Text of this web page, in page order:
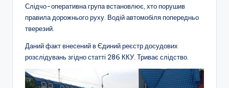
Слідчо-оперативна група встановлює, хто порушив
правила дорожнього руху. Водій автомобіля попередньо
тверезий.
Даний факт внесений в Єдиний реєстр досудових
розслідувань згідно статті 286 ККУ. Триває слідство.